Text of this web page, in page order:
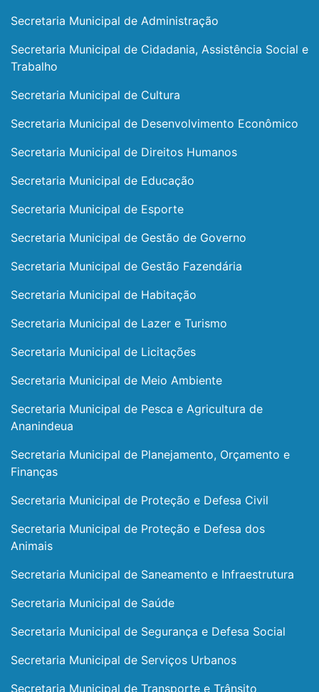
Secretaria Municipal de Administração
Secretaria Municipal de Cidadania, Assistência Social e
Trabalho
Secretaria Municipal de Cultura
Secretaria Municipal de Desenvolvimento Econômico
Secretaria Municipal de Direitos Humanos
Secretaria Municipal de Educação
Secretaria Municipal de Esporte
Secretaria Municipal de Gestão de Governo
Secretaria Municipal de Gestão Fazendária
Secretaria Municipal de Habitação
Secretaria Municipal de Lazer e Turismo
Secretaria Municipal de Licitações
Secretaria Municipal de Meio Ambiente
Secretaria Municipal de Pesca e Agricultura de
Ananindeua
Secretaria Municipal de Planejamento, Orçamento e
Finanças
Secretaria Municipal de Proteção e Defesa Civil
Secretaria Municipal de Proteção e Defesa dos
Animais
Secretaria Municipal de Saneamento e Infraestrutura
Secretaria Municipal de Saúde
Secretaria Municipal de Segurança e Defesa Social
Secretaria Municipal de Serviços Urbanos
Secretaria Municipal de Transporte e Trânsito